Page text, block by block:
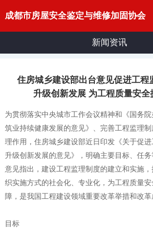
成都市房屋安全鉴定与维修加固协会
新闻资讯
住房城乡建设部出台意见促进工程
升级创新发展 为工程质量安全
为贯彻落实中央城市工作会议精神和《国务
筑业持续健康发展的意见》、完善工程监理
理作用，住房城乡建设部近日印发《关于促
升级创新发展的意见》，明确主要目标、任务
意见指出，建设工程监理制度的建立和实施
织实施方式的社会化、专业化，为工程质量
障，是我国工程建设领域重要改革举措和改革
目标